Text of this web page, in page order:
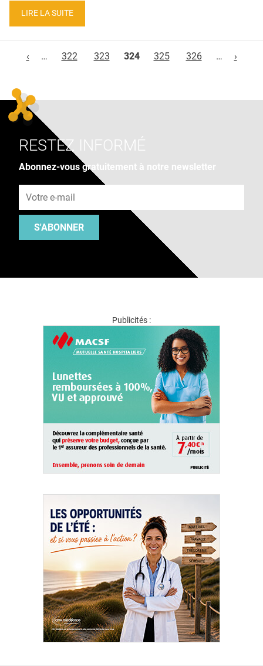
LIRE LA SUITE
‹
… 322 323 324 325 326 … ›
RESTEZ INFORMÉ
Abonnez-vous gratuitement à notre newsletter
S'ABONNER
Publicités :